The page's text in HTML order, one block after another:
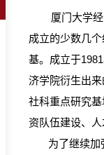
厦门大学经济
成立的少数几
基。成立于
济学院衍生出
社科重点研究
资队伍建设、
为了继续加强